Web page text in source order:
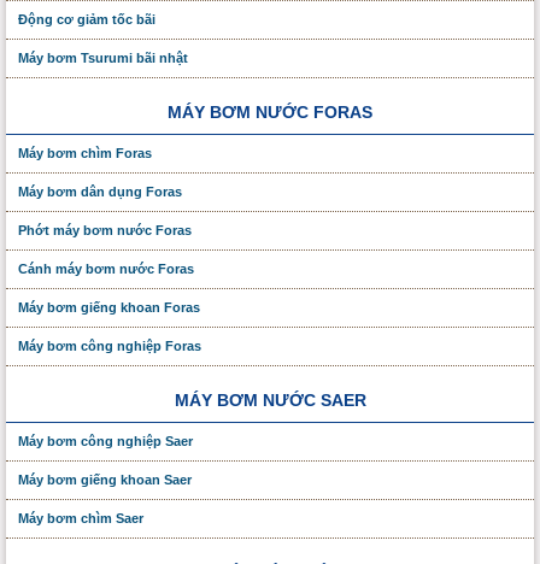
Động cơ giảm tốc bãi
Máy bơm Tsurumi bãi nhật
MÁY BƠM NƯỚC FORAS
Máy bơm chìm Foras
Máy bơm dân dụng Foras
Phớt máy bơm nước Foras
Cánh máy bơm nước Foras
Máy bơm giếng khoan Foras
Máy bơm công nghiệp Foras
MÁY BƠM NƯỚC SAER
Máy bơm công nghiệp Saer
Máy bơm giếng khoan Saer
Máy bơm chìm Saer